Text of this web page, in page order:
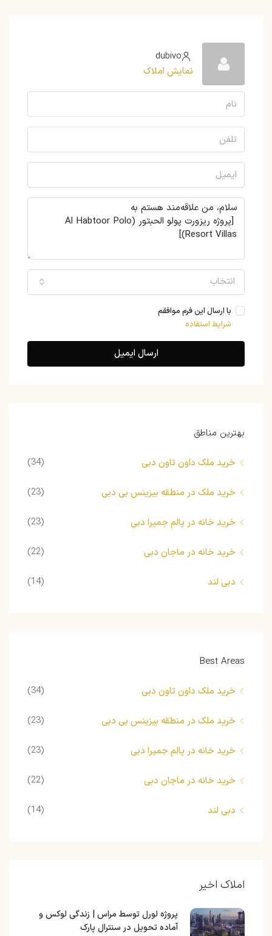
dubivo
نمایش املاک
انتخاب
با ارسال این فرم موافقم
شرایط استفاده
ارسال ایمیل
بهترین مناطق
خرید ملک داون تاون دبی (34)
خرید ملک در منطقه بیزینس بی دبی (23)
خرید خانه در پالم جمیرا دبی (23)
خرید خانه در ماجان دبی (22)
دبی لند (14)
Best Areas
خرید ملک داون تاون دبی (34)
خرید ملک در منطقه بیزینس بی دبی (23)
خرید خانه در پالم جمیرا دبی (23)
خرید خانه در ماجان دبی (22)
دبی لند (14)
املاک اخیر
پروژه لورل توسط مراس | زندگی لوکس و
آماده تحویل در سنترال پارک